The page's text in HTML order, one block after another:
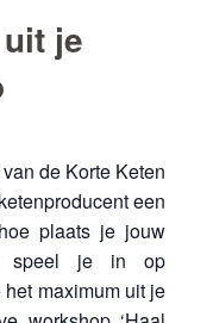
je
de Korte Keten
een
plaats je jouw
speel je in op
maximum uit je